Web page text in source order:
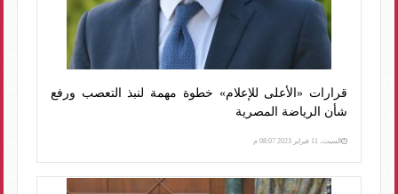
قرارات «الأعلى للإعلام» خطوة مهمة لنبذ التعصب ورفع
شأن الرياضة المصرية
السبت، 11 فبراير 2023 08:07 م